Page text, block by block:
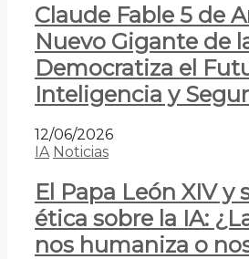
Claude Fable 5 de
Nuevo Gigante de
Democratiza el
Inteligencia y
12/06/2026
IA Noticias
El Papa León XIV y
ética sobre la IA:
nos humaniza o